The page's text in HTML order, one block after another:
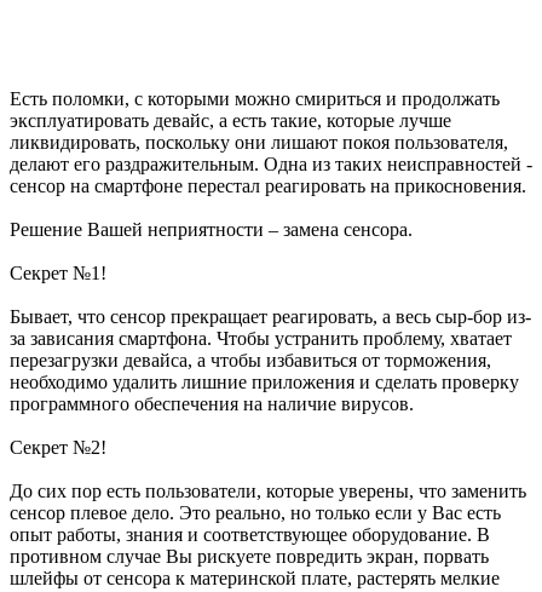
Есть поломки, с которыми можно смириться и продолжать
эксплуатировать девайс, а есть такие, которые лучше
ликвидировать, поскольку они лишают покоя пользователя,
делают его раздражительным. Одна из таких неисправностей -
сенсор на смартфоне перестал реагировать на прикосновения.
Решение Вашей неприятности – замена сенсора.
Секрет №1!
Бывает, что сенсор прекращает реагировать, а весь сыр-бор из-
за зависания смартфона. Чтобы устранить проблему, хватает
перезагрузки девайса, а чтобы избавиться от торможения,
необходимо удалить лишние приложения и сделать проверку
программного обеспечения на наличие вирусов.
Секрет №2!
До сих пор есть пользователи, которые уверены, что заменить
сенсор плевое дело. Это реально, но только если у Вас есть
опыт работы, знания и соответствующее оборудование. В
противном случае Вы рискуете повредить экран, порвать
шлейфы от сенсора к материнской плате, растерять мелкие